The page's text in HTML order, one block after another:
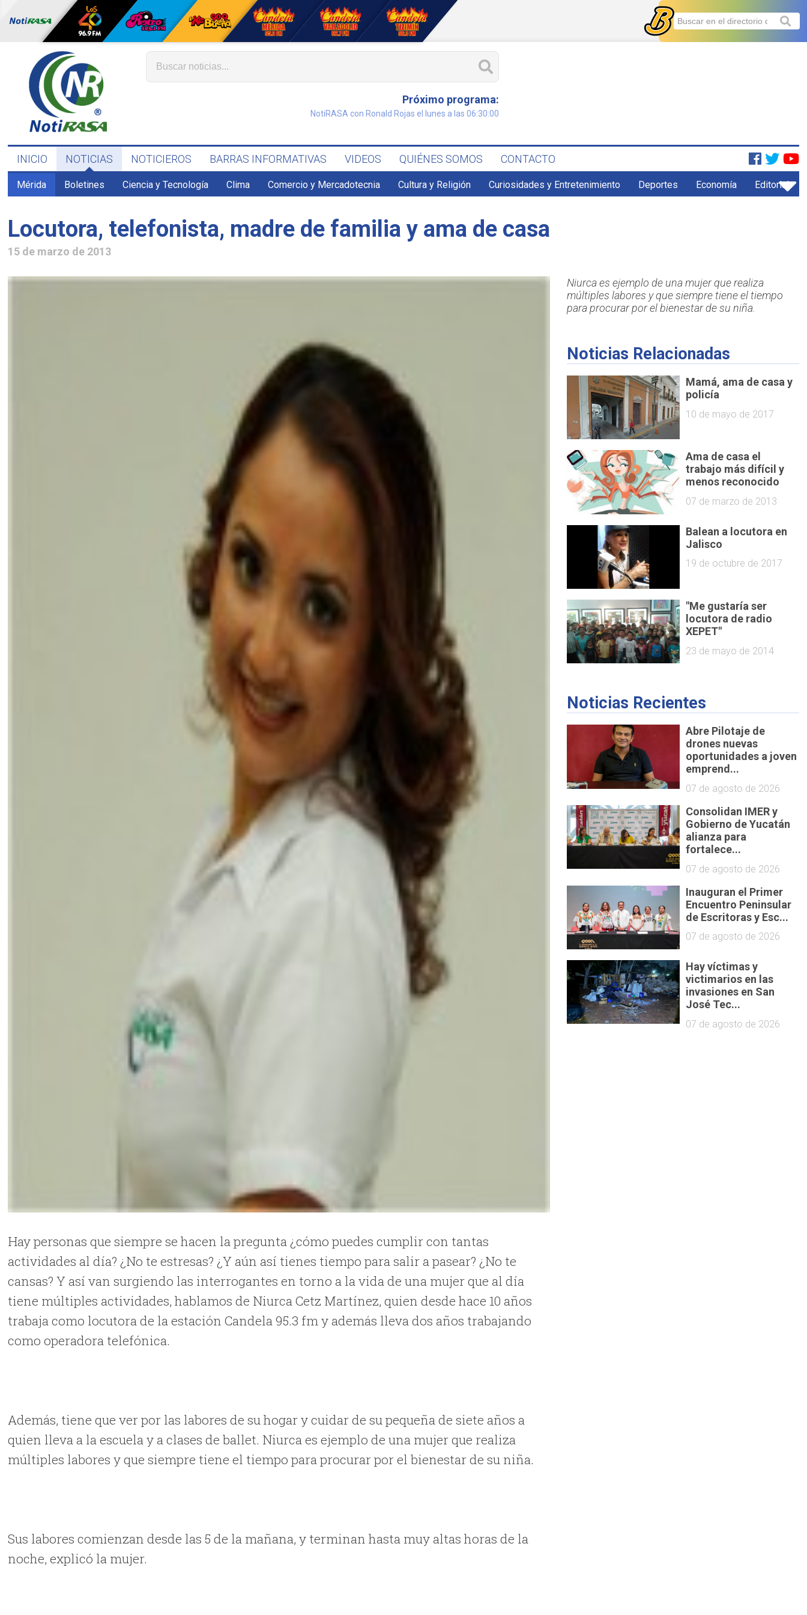
Próximo programa:
NotiRASA con Ronald Rojas el lunes a las 06:30:00
INICIO NOTICIAS NOTICIEROS BARRAS INFORMATIVAS VIDEOS QUIÉNES SOMOS CONTACTO
Mérida Boletines Ciencia y Tecnología Clima Comercio y Mercadotecnia Cultura y Religión Curiosidades y Entretenimiento Deportes Economía Editorial
Locutora, telefonista, madre de familia y ama de casa
15 de marzo de 2013
Hay personas que siempre se hacen la pregunta ¿cómo puedes cumplir con tantas
actividades al día? ¿No te estresas? ¿Y aún así tienes tiempo para salir a pasear? ¿No te
cansas? Y así van surgiendo las interrogantes en torno a la vida de una mujer que al día
tiene múltiples actividades, hablamos de Niurca Cetz Martínez, quien desde hace 10 años
trabaja como locutora de la estación Candela 95.3 fm y además lleva dos años trabajando
como operadora telefónica.
Además, tiene que ver por las labores de su hogar y cuidar de su pequeña de siete años a
quien lleva a la escuela y a clases de ballet. Niurca es ejemplo de una mujer que realiza
múltiples labores y que siempre tiene el tiempo para procurar por el bienestar de su niña.
Sus labores comienzan desde las 5 de la mañana, y terminan hasta muy altas horas de la
noche, explicó la mujer.
Niurca es ejemplo de una mujer que realiza
múltiples labores y que siempre tiene el tiempo
para procurar por el bienestar de su niña.
Noticias Relacionadas
Mamá, ama de casa y
policía
10 de mayo de 2017
Ama de casa el
trabajo más difícil y
menos reconocido
07 de marzo de 2013
Balean a locutora en
Jalisco
19 de octubre de 2017
"Me gustaría ser
locutora de radio
XEPET"
23 de mayo de 2014
Noticias Recientes
Abre Pilotaje de
drones nuevas
oportunidades a joven
emprend...
07 de agosto de 2026
Consolidan IMER y
Gobierno de Yucatán
alianza para
fortalece...
07 de agosto de 2026
Inauguran el Primer
Encuentro Peninsular
de Escritoras y Esc...
07 de agosto de 2026
Hay víctimas y
victimarios en las
invasiones en San
José Tec...
07 de agosto de 2026